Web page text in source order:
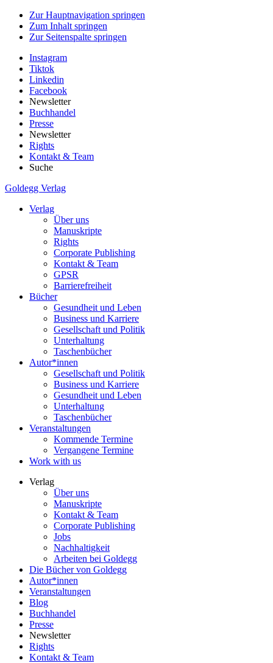
Zur Hauptnavigation springen
Zum Inhalt springen
Zur Seitenspalte springen
Instagram
Tiktok
Linkedin
Facebook
Newsletter
Buchhandel
Presse
Newsletter
Rights
Kontakt & Team
Suche
Goldegg Verlag
Verlag
Über uns
Manuskripte
Rights
Corporate Publishing
Kontakt & Team
GPSR
Barrierefreiheit
Bücher
Gesundheit und Leben
Business und Karriere
Gesellschaft und Politik
Unterhaltung
Taschenbücher
Autor*innen
Gesellschaft und Politik
Business und Karriere
Gesundheit und Leben
Unterhaltung
Taschenbücher
Veranstaltungen
Kommende Termine
Vergangene Termine
Work with us
Verlag
Über uns
Manuskripte
Kontakt & Team
Corporate Publishing
Jobs
Nachhaltigkeit
Arbeiten bei Goldegg
Die Bücher von Goldegg
Autor*innen
Veranstaltungen
Blog
Buchhandel
Presse
Newsletter
Rights
Kontakt & Team